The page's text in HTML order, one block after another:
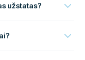
užstatas?